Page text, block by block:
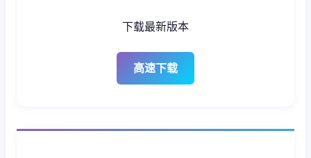
下载最新版本
高速下载